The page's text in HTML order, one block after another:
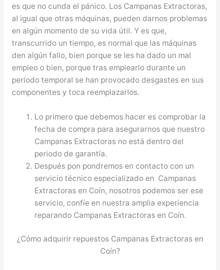
es que no cunda el pánico. Los Campanas Extractoras,
al igual que otras máquinas, pueden darnos problemas
en algún momento de su vida útil. Y es que,
transcurrido un tiempo, es normal que las máquinas
den algún fallo, bien porque se les ha dado un mal
empleo o bien, porque tras emplearlo durante un
período temporal se han provocado desgastes en sus
componentes y toca reemplazarlos.
Lo primero que debemos hacer es comprobar la
fecha de compra para asegurarnos que nuestro
Campanas Extractoras no está dentro del
periodo de garantía.
Después pon pondremos en contacto con un
servicio técnico especializado en Campanas
Extractoras en Coín, nosotros podemos ser ese
servicio, confíe en nuestra amplia experiencia
reparando Campanas Extractoras en Coín.
¿Cómo adquirir repuestos Campanas Extractoras en
Coín?